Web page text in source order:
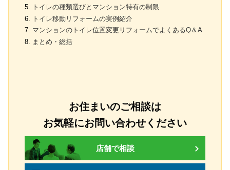
トイレの種類選びとマンション特有の制限
トイレ移動リフォームの実例紹介
マンションのトイレ位置変更リフォームでよくあるQ＆A
まとめ・総括
お住まいのご相談は
お気軽にお問い合わせください
店舗で相談